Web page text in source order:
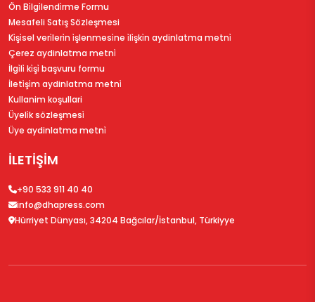
Ön Bi̇lgi̇lendi̇rme Formu
Mesafeli Satış Sözleşmesi
Ki̇şi̇sel veri̇leri̇n i̇şlenmesi̇ne i̇li̇şki̇n aydinlatma metni̇
Çerez aydinlatma metni̇
İlgi̇li̇ ki̇şi̇ başvuru formu
İleti̇şi̇m aydinlatma metni̇
Kullanim koşullari
Üyeli̇k sözleşmesi̇
Üye aydinlatma metni̇
İLETİŞİM
+90 533 911 40 40
info@dhapress.com
Hürriyet Dünyası, 34204 Bağcılar/İstanbul, Türkiyye